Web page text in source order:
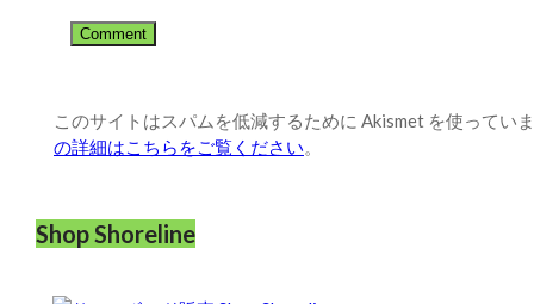
このサイトはスパムを低減するために Akismet を使ってい
の詳細はこちらをご覧ください。
Shop Shoreline